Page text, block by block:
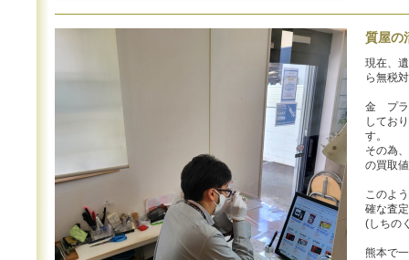
質屋の
現在、
ら無税
金 プラ
してお
す。
その為
の買取
このよ
確な査
(しちの
熊本で